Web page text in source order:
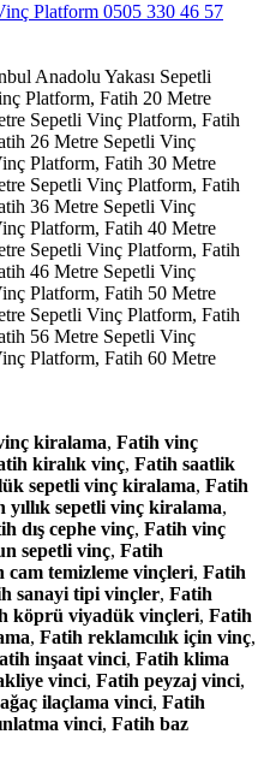
Platform 0505 330 46 57
Anadolu Yakası Sepetli
Platform, Fatih 20 Metre
Sepetli Vinç Platform, Fatih
26 Metre Sepetli Vinç
Platform, Fatih 30 Metre
Sepetli Vinç Platform, Fatih
36 Metre Sepetli Vinç
Platform, Fatih 40 Metre
Sepetli Vinç Platform, Fatih
46 Metre Sepetli Vinç
Platform, Fatih 50 Metre
Sepetli Vinç Platform, Fatih
56 Metre Sepetli Vinç
Platform, Fatih 60 Metre
kiralama, Fatih vinç
kiralık vinç, Fatih saatlik
sepetli vinç kiralama, Fatih
yıllık sepetli vinç kiralama,
dış cephe vinç, Fatih vinç
sepetli vinç, Fatih
cam temizleme vinçleri, Fatih
sanayi tipi vinçler, Fatih
köprü viyadük vinçleri, Fatih
, Fatih reklamcılık için vinç,
inşaat vinci, Fatih klima
vinci, Fatih peyzaj vinci,
ilaçlama vinci, Fatih
vinci, Fatih baz